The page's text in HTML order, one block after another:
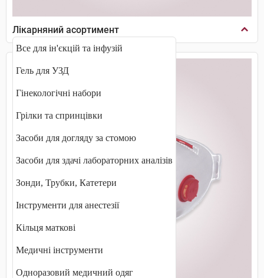
Лікарняний асортимент
Все для ін'єкцій та інфузій
Гель для УЗД
Гінекологічні набори
Грілки та спринцівки
Засоби для догляду за стомою
Засоби для здачі лабораторних аналізів
Зонди, Трубки, Катетери
Інструменти для анестезії
Кільця маткові
Медичні інструменти
Одноразовий медичний одяг